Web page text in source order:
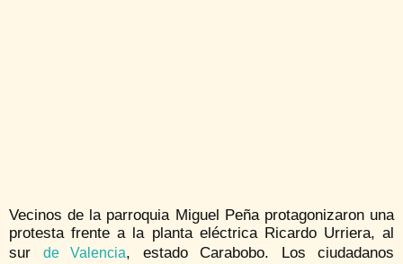
Vecinos de la parroquia Miguel Peña protagonizaron una
protesta frente a la planta eléctrica Ricardo Urriera, al
sur de Valencia, estado Carabobo. Los ciudadanos